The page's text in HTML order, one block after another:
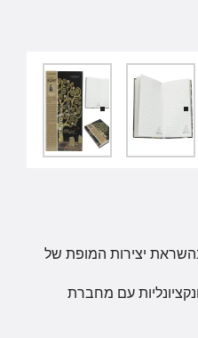
יצירות המופת של
עם מחברת